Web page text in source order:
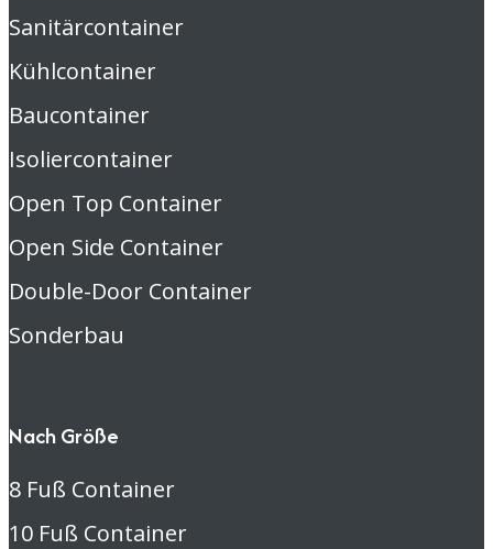
Sanitärcontainer
Kühlcontainer
Baucontainer
Isoliercontainer
Open Top Container
Open Side Container
Double-Door Container
Sonderbau
Nach Größe
8 Fuß Container
10 Fuß Container